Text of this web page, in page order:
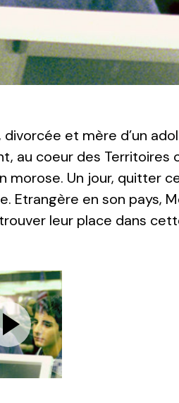
divorcée et mère d’un
au coeur des
morose. Un jour, quitter
Etrangère en son pays,
leur place dans